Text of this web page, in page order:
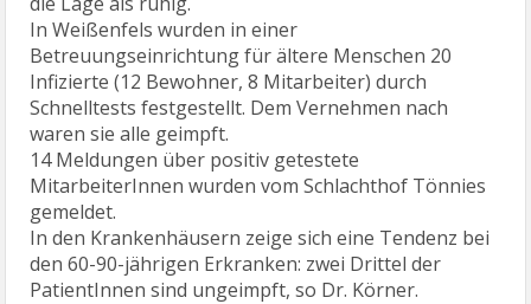
In Weißenfels wurden in einer
Betreuungseinrichtung für ältere Menschen 20
Infizierte (12 Bewohner, 8 Mitarbeiter) durch
Schnelltests festgestellt. Dem Vernehmen nach
waren sie alle geimpft.
14 Meldungen über positiv getestete
MitarbeiterInnen wurden vom Schlachthof Tönnies
gemeldet.
In den Krankenhäusern zeige sich eine Tendenz bei
den 60-90-jährigen Erkranken: zwei Drittel der
PatientInnen sind ungeimpft, so Dr. Körner.